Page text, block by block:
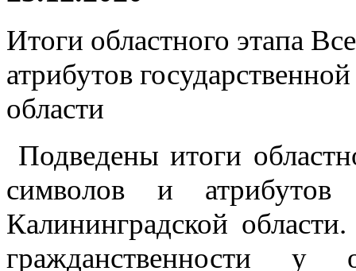
Итоги областного этапа
атрибутов
области
Подведены итоги
символов и
Калининградской
гражданственности у